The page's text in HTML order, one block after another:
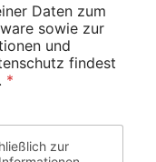
Daten zum
sowie zur
und
findest
*
zur